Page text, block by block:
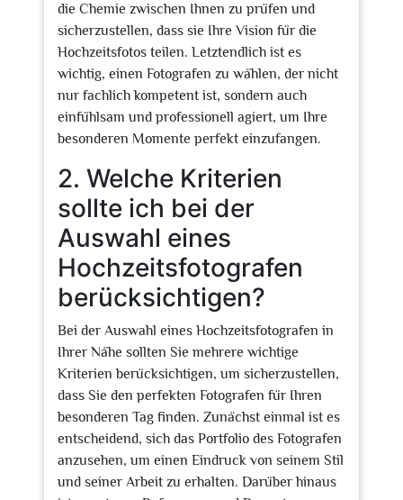
die Chemie zwischen Ihnen zu prüfen und
sicherzustellen, dass sie Ihre Vision für die
Hochzeitsfotos teilen. Letztendlich ist es
wichtig, einen Fotografen zu wählen, der nicht
nur fachlich kompetent ist, sondern auch
einfühlsam und professionell agiert, um Ihre
besonderen Momente perfekt einzufangen.
2. Welche Kriterien
sollte ich bei der
Auswahl eines
Hochzeitsfotografen
berücksichtigen?
Bei der Auswahl eines Hochzeitsfotografen in
Ihrer Nähe sollten Sie mehrere wichtige
Kriterien berücksichtigen, um sicherzustellen,
dass Sie den perfekten Fotografen für Ihren
besonderen Tag finden. Zunächst einmal ist es
entscheidend, sich das Portfolio des Fotografen
anzusehen, um einen Eindruck von seinem Stil
und seiner Arbeit zu erhalten. Darüber hinaus